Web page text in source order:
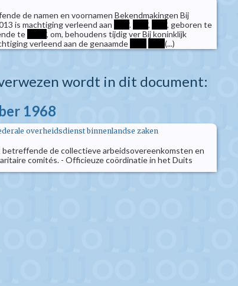
de namen en voornamen Bekendmakingen Bij
is machtiging verleend aan
. ,
, geboren te
te
, om, behoudens tijdig ver Bij koninklijk
verleend aan de genaamde
(...)
wordt in dit document:
1968
overheidsdienst binnenlandse zaken
de collectieve arbeidsovereenkomsten en
comités. - Officieuze coördinatie in het Duits